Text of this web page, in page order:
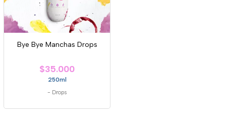
Bye Bye Manchas Drops
$35.000
250ml
- Drops